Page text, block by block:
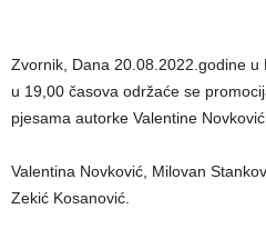
Zvornik, Dana 20.08.2022.godine
u 19,00 časova održaće se
pjesama autorke Valentine
Valentina Novković, Milovan
Zekić Kosanović.